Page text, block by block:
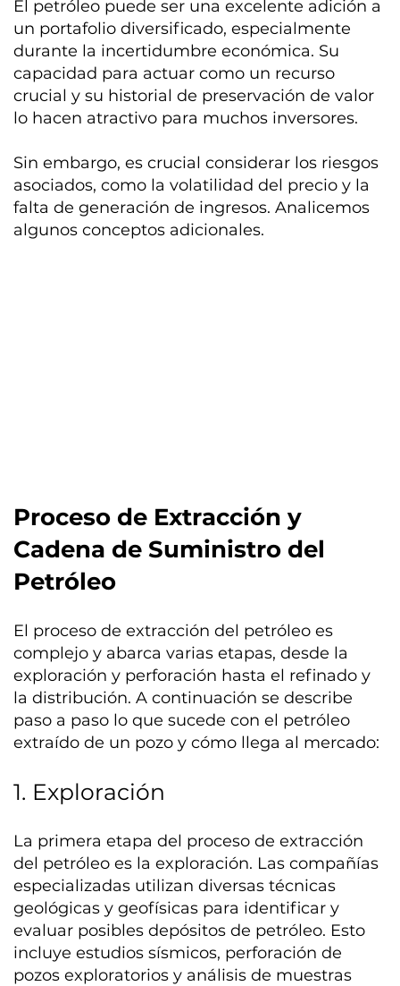
El petróleo puede ser una excelente adición a
un portafolio diversificado, especialmente
durante la incertidumbre económica. Su
capacidad para actuar como un recurso
crucial y su historial de preservación de valor
lo hacen atractivo para muchos inversores.
Sin embargo, es crucial considerar los riesgos
asociados, como la volatilidad del precio y la
falta de generación de ingresos. Analicemos
algunos conceptos adicionales.
Proceso de Extracción y
Cadena de Suministro del
Petróleo
El proceso de extracción del petróleo es
complejo y abarca varias etapas, desde la
exploración y perforación hasta el refinado y
la distribución. A continuación se describe
paso a paso lo que sucede con el petróleo
extraído de un pozo y cómo llega al mercado:
1. Exploración
La primera etapa del proceso de extracción
del petróleo es la exploración. Las compañías
especializadas utilizan diversas técnicas
geológicas y geofísicas para identificar y
evaluar posibles depósitos de petróleo. Esto
incluye estudios sísmicos, perforación de
pozos exploratorios y análisis de muestras